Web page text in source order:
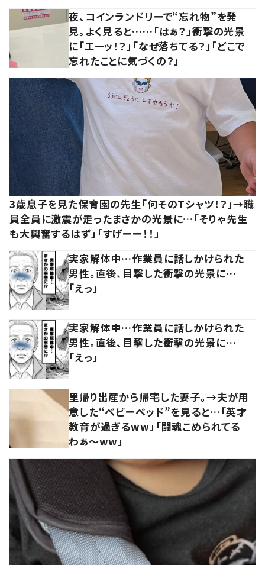
夜、コインランドリーで“忘れ物”を発
見。よく見ると……「はぁ？」衝撃の光景
に「エーッ！？」「なぜ落ちてる？」「どこで
忘れたことに気づくの？」
3歳息子を見た保育園の先生「何そのTシャツ！？」→職
員全員に激震が走ったまさかの光景に…「そりゃ先生
も大興奮するはず」「すげーー！！」
実家解体中…作業員に話しかけられた
男性。直後、目撃した衝撃の光景に…
「えっ」
実家解体中…作業員に話しかけられた
男性。直後、目撃した衝撃の光景に…
「えっ」
里帰り出産から帰宅した妻子。→夫が用
意した“ベビーベッド”を見ると…「英才
教育が過ぎるww」「闘魂こめられてる
わぁ～ww」